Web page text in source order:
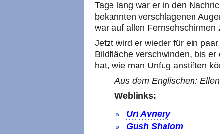
Tage lang war er in den
bekannten verschlagenen
war auf allen Fernsehschirmen
Jetzt wird er wieder für ein
Bildfläche verschwinden, bis
hat, wie man Unfug anstiften
Aus dem Englischen:
Weblinks:
Uri Avnery
Gush Shalom